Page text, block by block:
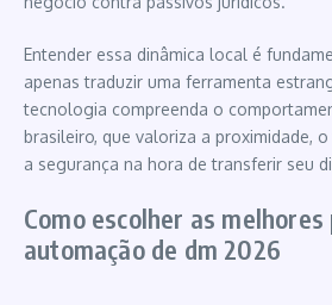
Entender essa dinâmica local é
apenas traduzir uma ferramenta
tecnologia compreenda o
brasileiro, que valoriza a proximidade,
a segurança na hora de transferir seu
Como escolher as
automação de dm 2026